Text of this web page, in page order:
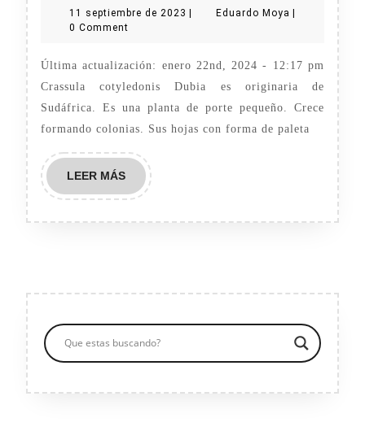
Dubia
11 septiembre de 2023 11
| Eduardo Moya Eduardo
|
0 Comment
Última actualización: enero 22nd, 2024 - 12:17 pm
Crassula cotyledonis Dubia es originaria de
Sudáfrica. Es una planta de porte pequeño. Crece
formando colonias. Sus hojas con forma de paleta
LEER MÁSLEER
MÁS